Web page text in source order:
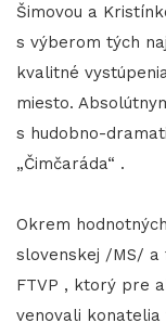
Šimovou a
s výberom tých
kvalitné
miesto.
s hudobno-
„Čimčaráda“ .
Okrem
slovenskej /MS/ a
FTVP , ktorý pre
venovali konatelia